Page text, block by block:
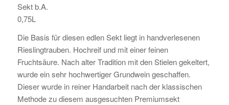
Sekt b.A.
0,75L
Die Basis für diesen edlen Sekt liegt in handverlesenen
Rieslingtrauben. Hochreif und mit einer feinen
Fruchtsäure. Nach alter Tradition mit den Stielen gekeltert,
wurde ein sehr hochwertiger Grundwein geschaffen.
Dieser wurde in reiner Handarbeit nach der klassischen
Methode zu diesem ausgesuchten Premiumsekt